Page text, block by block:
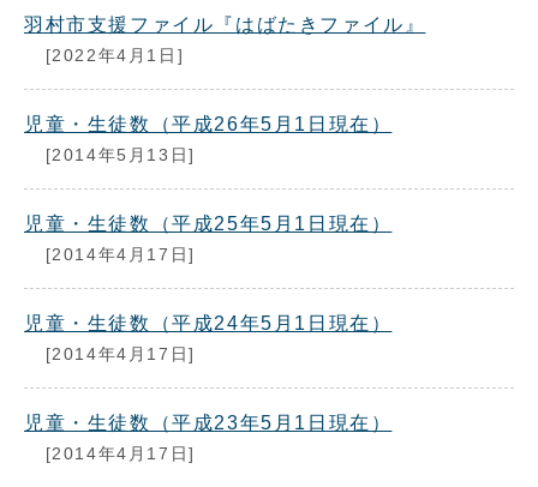
羽村市支援ファイル『はばたきファイル』
[2022年4月1日]
児童・生徒数（平成26年5月1日現在）
[2014年5月13日]
児童・生徒数（平成25年5月1日現在）
[2014年4月17日]
児童・生徒数（平成24年5月1日現在）
[2014年4月17日]
児童・生徒数（平成23年5月1日現在）
[2014年4月17日]